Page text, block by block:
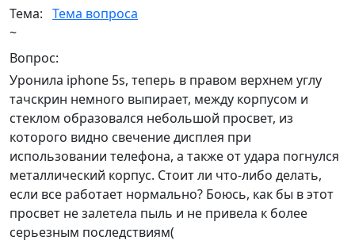
Тема: Тема вопроса
~
Вопрос:
Уронила iphone 5s, теперь в правом верхнем углу
тачскрин немного выпирает, между корпусом и
стеклом образовался небольшой просвет, из
которого видно свечение дисплея при
использовании телефона, а также от удара погнулся
металлический корпус. Стоит ли что-либо делать,
если все работает нормально? Боюсь, как бы в этот
просвет не залетела пыль и не привела к более
серьезным последствиям(